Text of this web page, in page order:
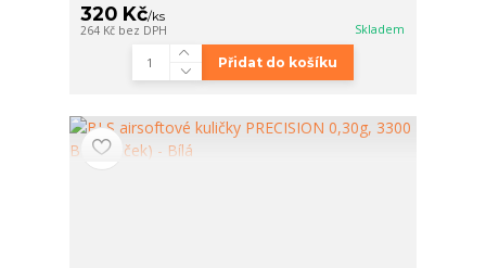
320 Kč/ks
264 Kč bez DPH Skladem
Přidat do košíku